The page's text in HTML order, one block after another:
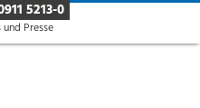
Presse
5213-0